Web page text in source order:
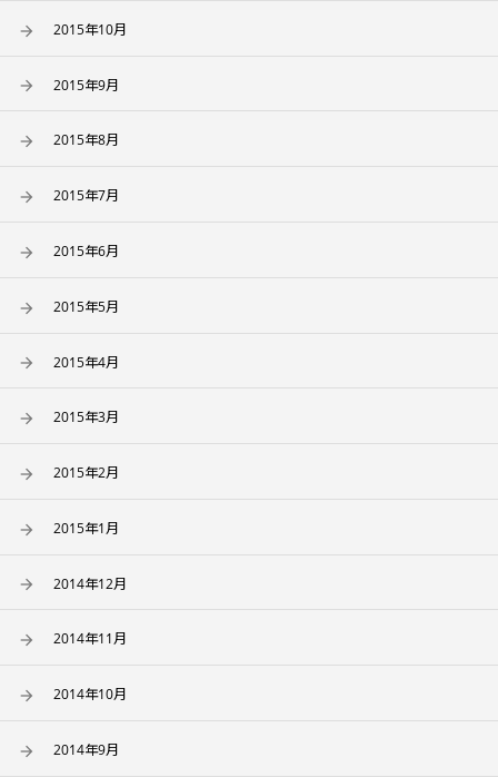
2015年10月
2015年9月
2015年8月
2015年7月
2015年6月
2015年5月
2015年4月
2015年3月
2015年2月
2015年1月
2014年12月
2014年11月
2014年10月
2014年9月